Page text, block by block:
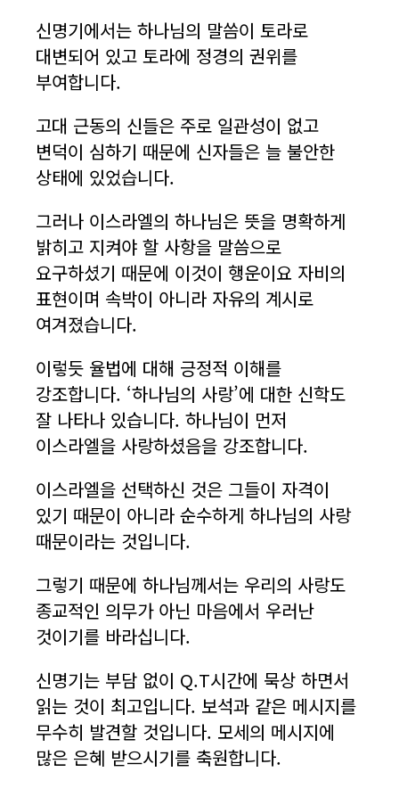
신명기에서는 하나님의 말씀이 토라로
대변되어 있고 토라에 정경의 권위를
부여합니다.
고대 근동의 신들은 주로 일관성이 없고
변덕이 심하기 때문에 신자들은 늘 불안한
상태에 있었습니다.
그러나 이스라엘의 하나님은 뜻을 명확하게
밝히고 지켜야 할 사항을 말씀으로
요구하셨기 때문에 이것이 행운이요 자비의
표현이며 속박이 아니라 자유의 계시로
여겨졌습니다.
이렇듯 율법에 대해 긍정적 이해를
강조합니다. ‘하나님의 사랑’에 대한 신학도
잘 나타나 있습니다. 하나님이 먼저
이스라엘을 사랑하셨음을 강조합니다.
이스라엘을 선택하신 것은 그들이 자격이
있기 때문이 아니라 순수하게 하나님의 사랑
때문이라는 것입니다.
그렇기 때문에 하나님께서는 우리의 사랑도
종교적인 의무가 아닌 마음에서 우러난
것이기를 바라십니다.
신명기는 부담 없이 Q.T시간에 묵상 하면서
읽는 것이 최고입니다. 보석과 같은 메시지를
무수히 발견할 것입니다. 모세의 메시지에
많은 은혜 받으시기를 축원합니다.